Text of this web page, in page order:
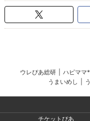
ウレぴあ総研 ハピママ*
うまいめし
チケットぴあ